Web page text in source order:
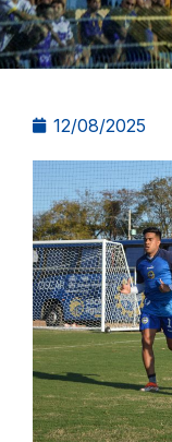
12/08/2025